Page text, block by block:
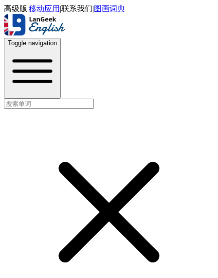
高级版|移动应用 |联系我们|图画词典
Toggle navigation